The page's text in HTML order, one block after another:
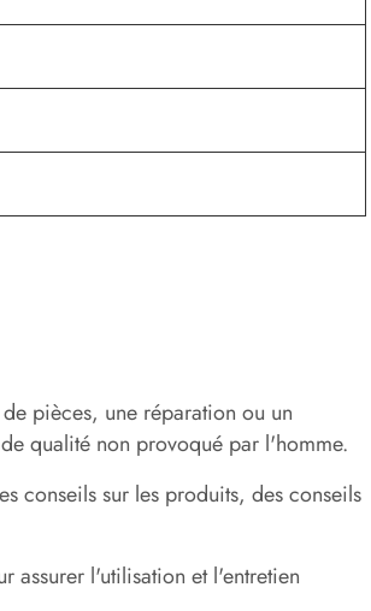
pièces, une réparation ou un
qualité non provoqué par l'homme.
conseils sur les produits, des conseils
assurer l'utilisation et l'entretien